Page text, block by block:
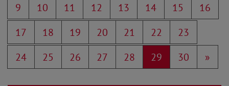
9
10 11 12 13 14 15
16
17
18 19 20 21 22
23
24
25 26 27 28 29 30 »